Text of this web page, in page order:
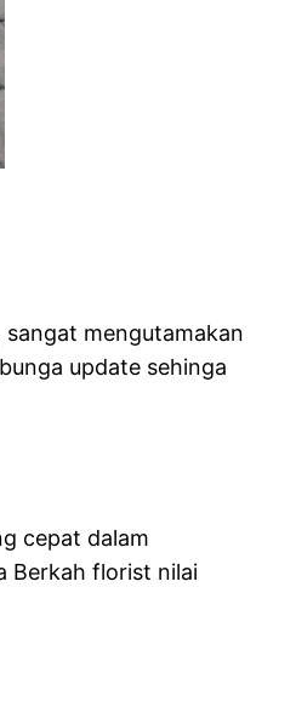
mengutamakan
update sehinga
cepat dalam
Berkah florist nilai